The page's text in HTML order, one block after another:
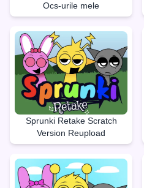
Ocs-urile mele
Sprunki Retake Scratch
Version Reupload